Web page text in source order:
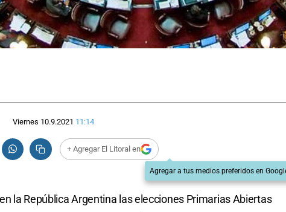
Viernes 10.9.2021 11:14
+ Agregar El Litoral en
Agregar a tus medios preferidos en
la República Argentina las elecciones Primarias Abiertas